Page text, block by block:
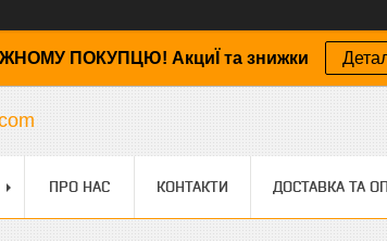
ПОКУПЦЮ! АкциЇ та знижки
ПРО НАС КОНТАКТИ ДОСТАВКА ТА